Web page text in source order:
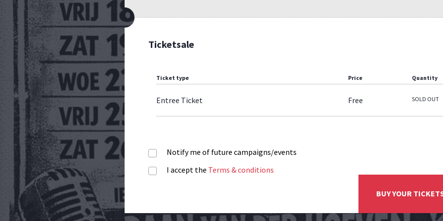
Ticketsale
Ticket type Price Quantity
Entree Ticket Free SOLD OUT
Notify me of future campaigns/events
I accept the Terms & conditions
BUY YOUR